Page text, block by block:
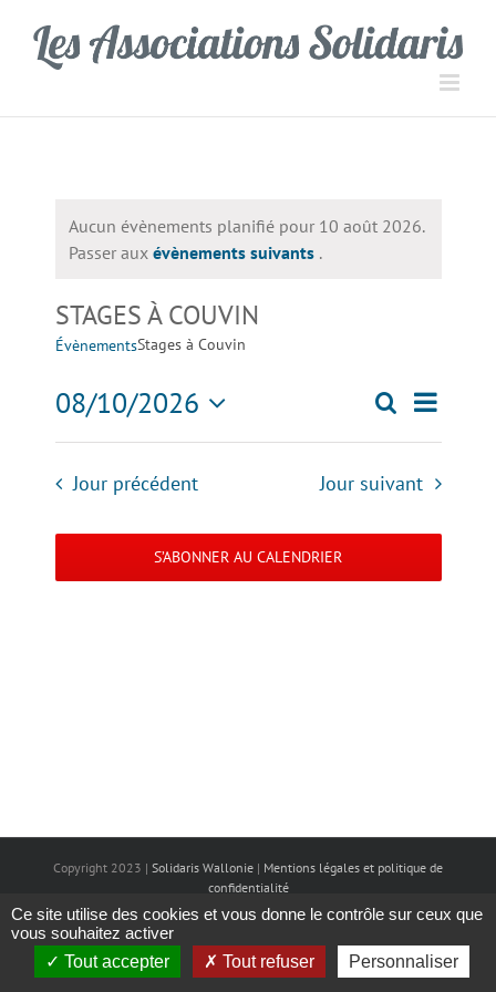
contenu
Notice
Aucun évènements planifié pour 10 août 2026.
Passer aux évènements suivants .
STAGES À COUVIN
ÉvènementsStages à Couvin
Recherche
et
navigation
de
Recherche
de
Jour
08/10/2026
Sélectionnez
date.
Jour précédent Jour suivant
S’ABONNER AU CALENDRIER
Copyright 2023 | Solidaris Wallonie | Mentions légales et politique de
confidentialité
Ce site utilise des cookies et vous donne le contrôle sur ceux que
vous souhaitez activer
Tout accepter
Tout refuser Personnaliser